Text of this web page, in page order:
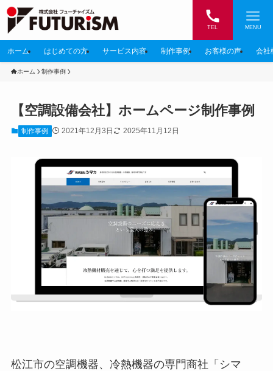
TEL MENU
ホーム はじめての方 サービス内容 制作事例 お客様の声 会社
ホーム 制作事例
【空調設備会社】ホームページ制作事例
制作事例 2021年12月3日 2025年11月12日
松江市の空調機器、冷熱機器の専門商社「シマ